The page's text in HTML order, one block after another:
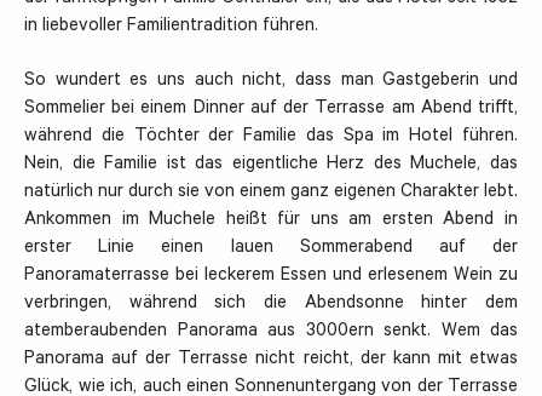
in liebevoller Familientradition führen.
So wundert es uns auch nicht, dass man Gastgeberin und
Sommelier bei einem Dinner auf der Terrasse am Abend trifft,
während die Töchter der Familie das Spa im Hotel führen.
Nein, die Familie ist das eigentliche Herz des Muchele, das
natürlich nur durch sie von einem ganz eigenen Charakter lebt.
Ankommen im Muchele heißt für uns am ersten Abend in
erster Linie einen lauen Sommerabend auf der
Panoramaterrasse bei leckerem Essen und erlesenem Wein zu
verbringen, während sich die Abendsonne hinter dem
atemberaubenden Panorama aus 3000ern senkt. Wem das
Panorama auf der Terrasse nicht reicht, der kann mit etwas
Glück, wie ich, auch einen Sonnenuntergang von der Terrasse